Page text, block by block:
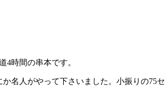
4時間の串本です。
名人がやって下さいました。小振りの75